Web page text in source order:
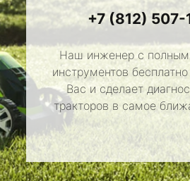
+7 (812)
Наш инженер с полным
инструментов
Вас и сделает
тракторов в самое